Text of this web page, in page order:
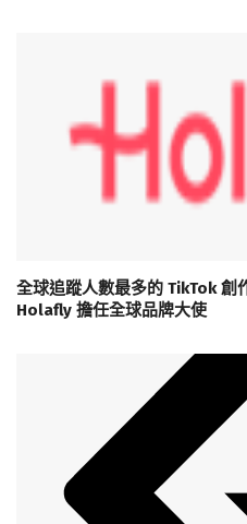
全球追蹤人數最多的 TikTok 創
Holafly 擔任全球品牌大使